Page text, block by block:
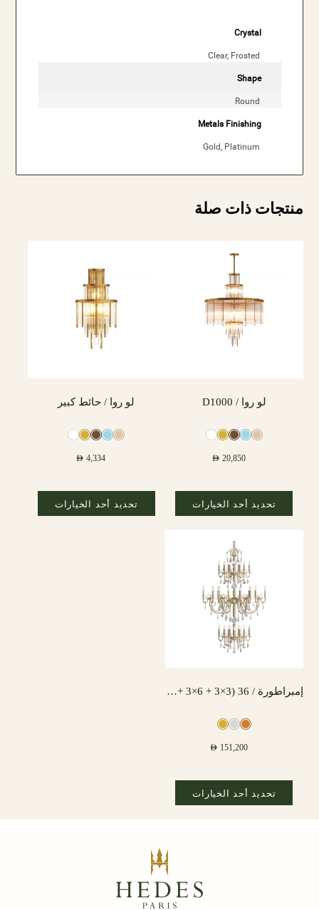
Crystal
Clear, Frosted
Shape
Round
Metals Finishing
Gold, Platinum
منتجات ذات صلة
لو روا / D1000
AED 20,850
تحديد أحد الخيارات
لو روا / حائط كبير
AED 4,334
تحديد أحد الخيارات
إمبراطورة / 36 (3×3 + 6×3 + 3×3) مصباح
AED 151,200
تحديد أحد الخيارات